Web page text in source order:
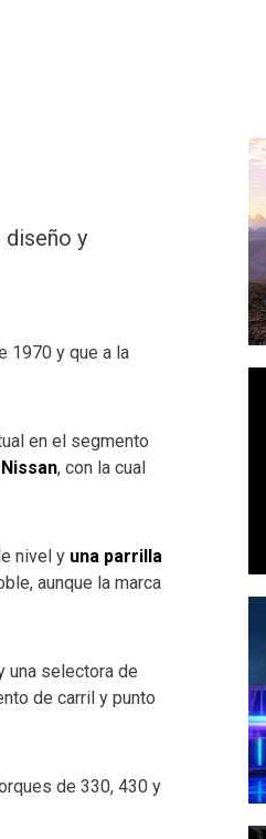
diseño y
1970 y que a la
en el segmento
, con la cual
nivel y una parrilla
aunque la marca
una selectora de
de carril y punto
de 330, 430 y